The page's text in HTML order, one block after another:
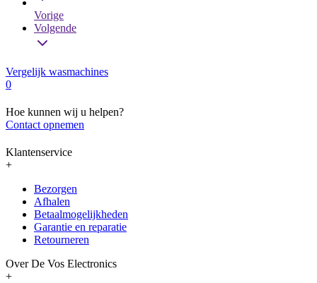
Vorige
Volgende
Vergelijk wasmachines
0
Hoe kunnen wij u helpen?
Contact opnemen
Klantenservice
+
Bezorgen
Afhalen
Betaalmogelijkheden
Garantie en reparatie
Retourneren
Over De Vos Electronics
+